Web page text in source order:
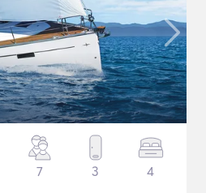
7 3 4